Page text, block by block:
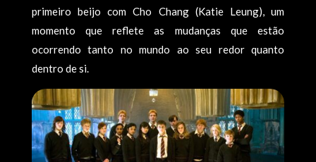
primeiro beijo com Cho Chang (Katie Leung), um
momento que reflete as mudanças que estão
ocorrendo tanto no mundo ao seu redor quanto
dentro de si.